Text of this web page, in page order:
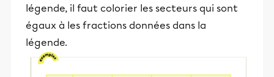
légende, il faut colorier les secteurs qui sont
égaux à les fractions données dans la
légende.